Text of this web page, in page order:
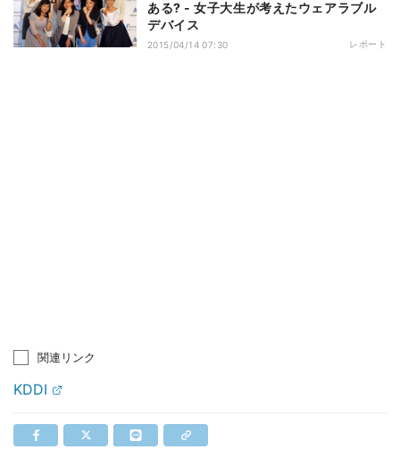
ある? - 女子大生が考えたウェアラブル
デバイス
2015/04/14 07:30 レポート
関連リンク
KDDI